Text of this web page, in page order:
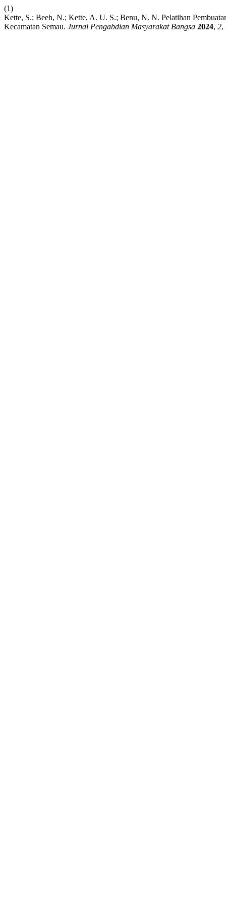
(1)
Kette, S.; Beeh, N.; Kette, A. U. S.; Benu, N. N. Pelatihan
Kecamatan Semau. Jurnal Pengabdian Masyarakat Bangsa 2024, 2,